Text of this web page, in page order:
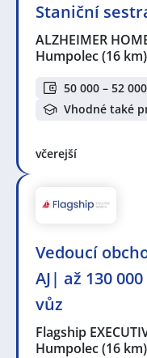
Staniční
ALZHEIMER
Humpolec(16 km)
50 000 – 52
Vhodné také
včerejší
Vedoucí
AJ| až 130
vůz
Flagship
Humpolec(16 km)